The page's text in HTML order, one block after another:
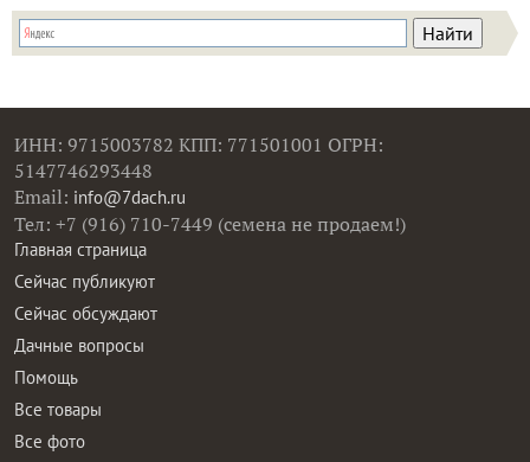
ИНН: 9715003782 КПП: 771501001 ОГРН:
5147746293448
Email: info@7dach.ru
Тел: +7 (916) 710-7449 (семена не продаем!)
Главная страница
Сейчас публикуют
Сейчас обсуждают
Дачные вопросы
Помощь
Все товары
Все фото